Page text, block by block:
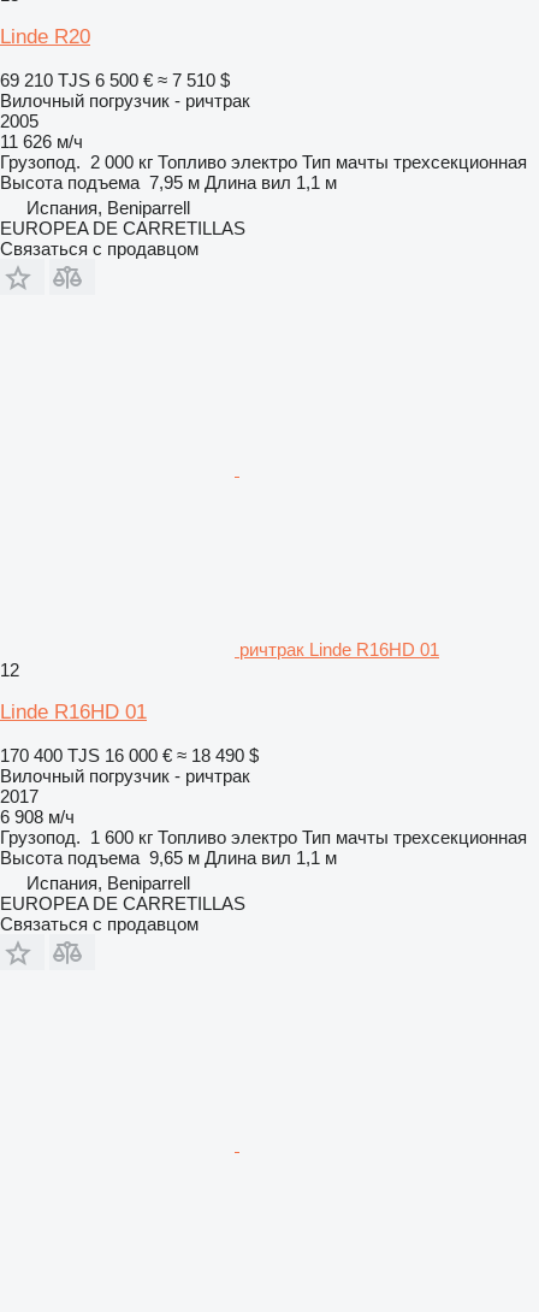
Linde R20
69 210 TJS 6 500 € ≈ 7 510 $
Вилочный погрузчик - ричтрак
2005
11 626 м/ч
Грузопод. 2 000 кг Топливо электро Тип мачты трехсекционная
Высота подъема 7,95 м Длина вил 1,1 м
Испания, Beniparrell
EUROPEA DE CARRETILLAS
Связаться с продавцом
ричтрак Linde R16HD 01
12
Linde R16HD 01
170 400 TJS 16 000 € ≈ 18 490 $
Вилочный погрузчик - ричтрак
2017
6 908 м/ч
Грузопод. 1 600 кг Топливо электро Тип мачты трехсекционная
Высота подъема 9,65 м Длина вил 1,1 м
Испания, Beniparrell
EUROPEA DE CARRETILLAS
Связаться с продавцом